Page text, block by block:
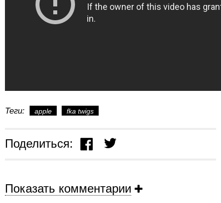
Теги: apple fka twigs
Поделиться:
Показать комментарии